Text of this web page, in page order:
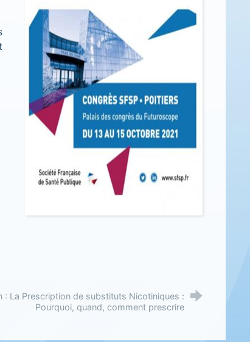
: La Prescription de substituts Nicotiniques :
Pourquoi, quand, comment prescrire